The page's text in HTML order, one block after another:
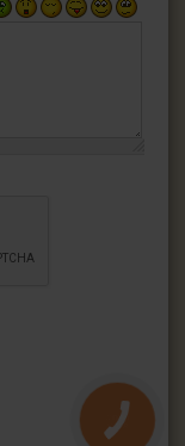
КНОПКА
ЗВ'ЯЗКУ